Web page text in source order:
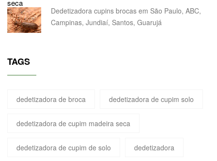
Dedetizadora cupins brocas em São Paulo, ABC,
Campinas, Jundiaí, Santos, Guarujá
TAGS
dedetizadora de broca dedetizadora de cupim solo
dedetizadora de cupim madeira seca
dedetizadora de cupim de solo dedetizadora